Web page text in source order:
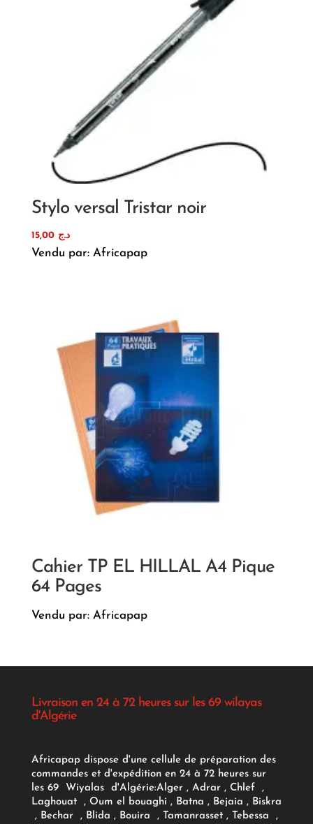
Stylo versal Tristar noir
د.ج 15,00
Vendu par: Africapap
Cahier TP EL HILLAL A4 Pique
64 Pages
Vendu par: Africapap
Livraison en 24 à 72 heures sur les 69 wilayas
d'Algérie
Africapap dispose d'une cellule de préparation des
commandes et d'expédition en 24 à 72 heures sur
les 69 Wiyalas d'Algérie:Alger , Adrar, Chlef ,
Laghouat , Oum el bouaghi , Batna , Bejaia , Biskra
, Bechar , Blida , Bouira , Tamanrasset , Tebessa ,